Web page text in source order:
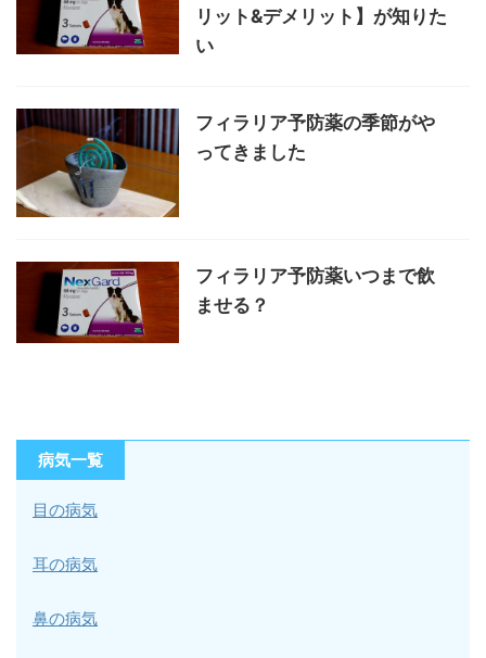
リット&デメリット】が知りた
い
フィラリア予防薬の季節がや
ってきました
フィラリア予防薬いつまで飲
ませる？
病気一覧
目の病気
耳の病気
鼻の病気